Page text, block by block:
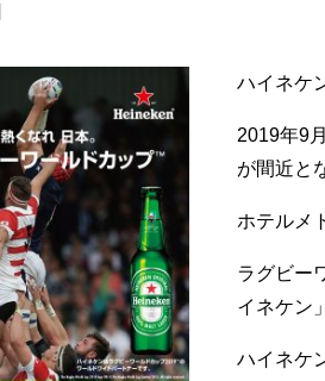
ハイネケ
2019年9
が間近と
ホテルメ
ラグビー
イネケン
ハイネケ